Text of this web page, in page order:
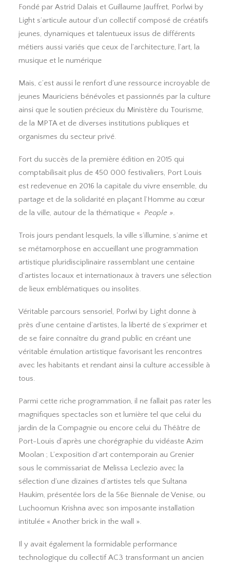
Fondé par Astrid Dalais et Guillaume Jauffret, Porlwi by
Light s’articule autour d’un collectif composé de créatifs
jeunes, dynamiques et talentueux issus de différents
métiers aussi variés que ceux de l’architecture, l’art, la
musique et le numérique
Mais, c’est aussi le renfort d’une ressource incroyable de
jeunes Mauriciens bénévoles et passionnés par la culture
ainsi que le soutien précieux du Ministère du Tourisme,
de la MPTA et de diverses institutions publiques et
organismes du secteur privé.
Fort du succès de la première édition en 2015 qui
comptabilisait plus de 450 000 festivaliers, Port Louis
est redevenue en 2016 la capitale du vivre ensemble, du
partage et de la solidarité en plaçant l’Homme au cœur
de la ville, autour de la thématique « People ».
Trois jours pendant lesquels, la ville s’illumine, s’anime et
se métamorphose en accueillant une programmation
artistique pluridisciplinaire rassemblant une centaine
d’artistes locaux et internationaux à travers une sélection
de lieux emblématiques ou insolites.
Véritable parcours sensoriel, Porlwi by Light donne à
près d’une centaine d’artistes, la liberté de s’exprimer et
de se faire connaître du grand public en créant une
véritable émulation artistique favorisant les rencontres
avec les habitants et rendant ainsi la culture accessible à
tous.
Parmi cette riche programmation, il ne fallait pas rater les
magnifiques spectacles son et lumière tel que celui du
jardin de la Compagnie ou encore celui du Théâtre de
Port-Louis d’après une chorégraphie du vidéaste Azim
Moolan ; L’exposition d’art contemporain au Grenier
sous le commissariat de Melissa Leclezio avec la
sélection d’une dizaines d’artistes tels que Sultana
Haukim, présentée lors de la 56e Biennale de Venise, ou
Luchoomun Krishna avec son imposante installation
intitulée « Another brick in the wall ».
Il y avait également la formidable performance
technologique du collectif AC3 transformant un ancien